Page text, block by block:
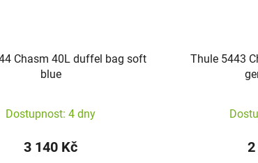
Chasm 40L duffel bag soft
blue
Dostupnost: 4 dny
3 140 Kč
Thule 5443